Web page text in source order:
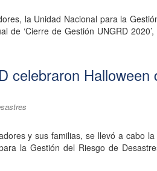
la Unidad Nacional para la
de ‘Cierre de Gestión UNGRD
celebraron Halloween
y sus familias, se llevó a cabo la
la Gestión del Riesgo de